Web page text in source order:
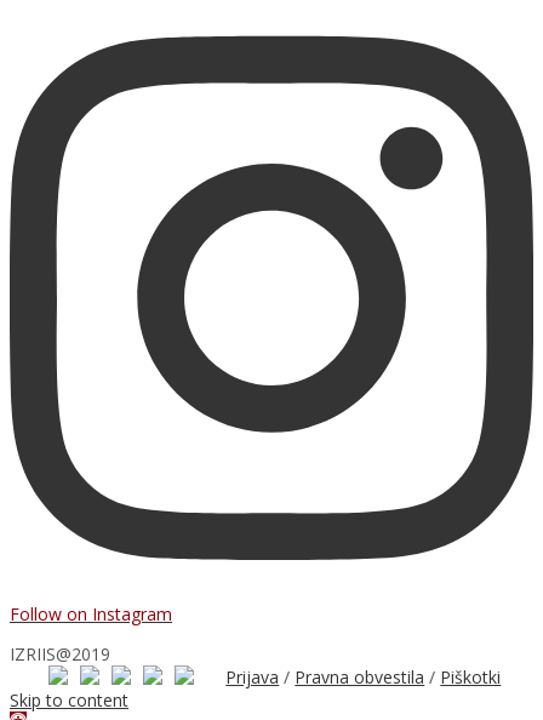
Follow on Instagram
IZRIIS@2019
Prijava / Pravna obvestila / Piškotki
Skip to content